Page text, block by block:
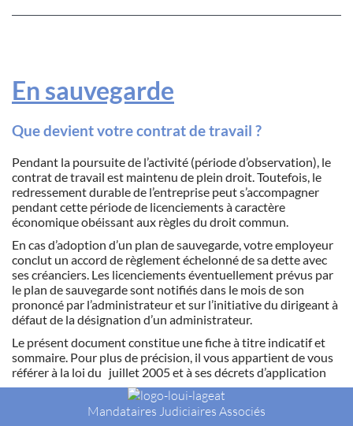
En sauvegarde
Que devient votre contrat de travail ?
Pendant la poursuite de l’activité (période d’observation), le
contrat de travail est maintenu de plein droit. Toutefois, le
redressement durable de l’entreprise peut s’accompagner
pendant cette période de licenciements à caractère
économique obéissant aux règles du droit commun.
En cas d’adoption d’un plan de sauvegarde, votre employeur
conclut un accord de règlement échelonné de sa dette avec
ses créanciers. Les licenciements éventuellement prévus par
le plan de sauvegarde sont notifiés dans le mois de son
prononcé par l’administrateur et sur l’initiative du dirigeant à
défaut de la désignation d’un administrateur.
Le présent document constitue une fiche à titre indicatif et
sommaire. Pour plus de précision, il vous appartient de vous
référer à la loi du juillet 2005 et à ses décrets d’application
Mandataires Judiciaires Associés